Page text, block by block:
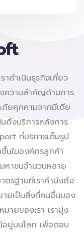
ดำเนินธุรกิจเกี่ยว
ความสำคัญด้านการ
ยคุกคามจากมีเดีย
ถึงบริการหลังการ
ที่บริการเต็มรูป
นในองค์กรลูกค้า
หาชนจำนวนหลาย
ตรฐานที่เราคำนึงถึง
ยเป็นสิ่งที่คนอื่นมอง
ายของเรา เรามุ่ง
อยู่บนโลก เพื่อตอบ